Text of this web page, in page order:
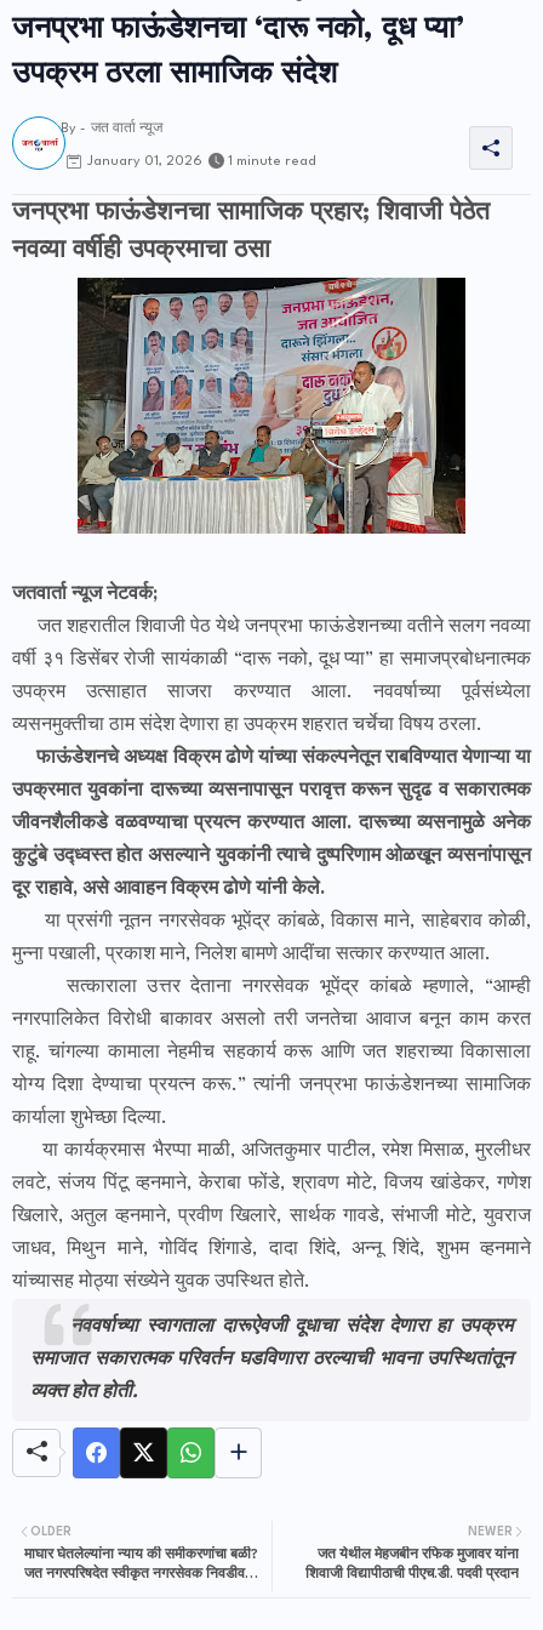
जनप्रभा फाऊंडेशनचा ‘दारू नको, दूध प्या’
उपक्रम ठरला सामाजिक संदेश
By - जत वार्ता न्यूज
January 01, 2026 1 minute read
जनप्रभा फाऊंडेशनचा सामाजिक प्रहार; शिवाजी पेठेत
नवव्या वर्षीही उपक्रमाचा ठसा
जतवार्ता न्यूज नेटवर्क;
जत शहरातील शिवाजी पेठ येथे जनप्रभा फाऊंडेशनच्या वतीने सलग नवव्या
वर्षी ३१ डिसेंबर रोजी सायंकाळी “दारू नको, दूध प्या” हा समाजप्रबोधनात्मक
उपक्रम उत्साहात साजरा करण्यात आला. नववर्षाच्या पूर्वसंध्येला
व्यसनमुक्तीचा ठाम संदेश देणारा हा उपक्रम शहरात चर्चेचा विषय ठरला.
फाऊंडेशनचे अध्यक्ष विक्रम ढोणे यांच्या संकल्पनेतून राबविण्यात येणाऱ्या या
उपक्रमात युवकांना दारूच्या व्यसनापासून परावृत्त करून सुदृढ व सकारात्मक
जीवनशैलीकडे वळवण्याचा प्रयत्न करण्यात आला. दारूच्या व्यसनामुळे अनेक
कुटुंबे उद्ध्वस्त होत असल्याने युवकांनी त्याचे दुष्परिणाम ओळखून व्यसनांपासून
दूर राहावे, असे आवाहन विक्रम ढोणे यांनी केले.
या प्रसंगी नूतन नगरसेवक भूपेंद्र कांबळे, विकास माने, साहेबराव कोळी,
मुन्ना पखाली, प्रकाश माने, निलेश बामणे आदींचा सत्कार करण्यात आला.
सत्काराला उत्तर देताना नगरसेवक भूपेंद्र कांबळे म्हणाले, “आम्ही
नगरपालिकेत विरोधी बाकावर असलो तरी जनतेचा आवाज बनून काम करत
राहू. चांगल्या कामाला नेहमीच सहकार्य करू आणि जत शहराच्या विकासाला
योग्य दिशा देण्याचा प्रयत्न करू.” त्यांनी जनप्रभा फाऊंडेशनच्या सामाजिक
कार्याला शुभेच्छा दिल्या.
या कार्यक्रमास भैरप्पा माळी, अजितकुमार पाटील, रमेश मिसाळ, मुरलीधर
लवटे, संजय पिंटू व्हनमाने, केराबा फोंडे, श्रावण मोटे, विजय खांडेकर, गणेश
खिलारे, अतुल व्हनमाने, प्रवीण खिलारे, सार्थक गावडे, संभाजी मोटे, युवराज
जाधव, मिथुन माने, गोविंद शिंगाडे, दादा शिंदे, अन्नू शिंदे, शुभम व्हनमाने
यांच्यासह मोठ्या संख्येने युवक उपस्थित होते.
नववर्षाच्या स्वागताला दारूऐवजी दूधाचा संदेश देणारा हा उपक्रम
समाजात सकारात्मक परिवर्तन घडविणारा ठरल्याची भावना उपस्थितांतून
व्यक्त होत होती.
NEWER
जत येथील मेहजबीन रफिक मुजावर यांना
शिवाजी विद्यापीठाची पीएच.डी. पदवी प्रदान
OLDER
माघार घेतलेल्यांना न्याय की समीकरणांचा बळी?
जत नगरपरिषदेत स्वीकृत नगरसेवक निवडीवरून